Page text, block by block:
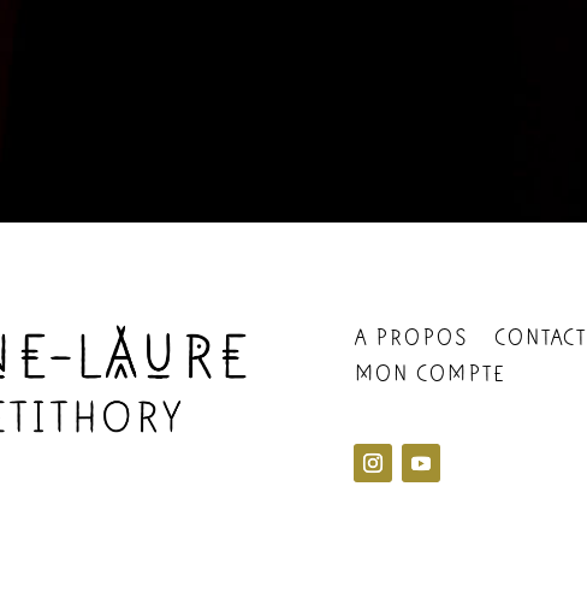
A PROPOS
CONTACT
MON COMPTE